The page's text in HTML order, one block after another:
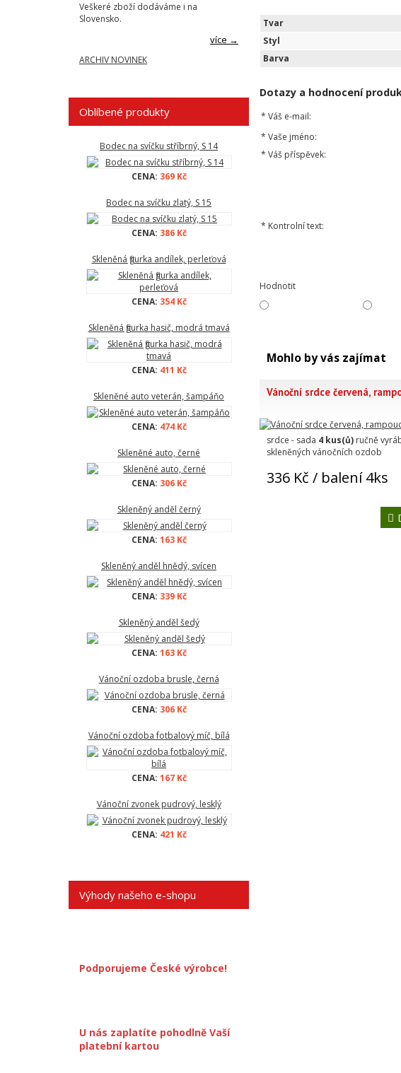
Veškeré zboží dodáváme i na
Slovensko.
více →
ARCHIV NOVINEK
Oblíbené produkty
Bodec na svíčku stříbrný, S 14
CENA: 369 Kč
Bodec na svíčku zlatý, S 15
CENA: 386 Kč
Skleněná figurka andílek, perleťová
CENA: 354 Kč
Skleněná figurka hasič, modrá tmavá
CENA: 411 Kč
Skleněné auto veterán, šampáňo
CENA: 474 Kč
Skleněné auto, černé
CENA: 306 Kč
Skleněný anděl černý
CENA: 163 Kč
Skleněný anděl hnědý, svícen
CENA: 339 Kč
Skleněný anděl šedý
CENA: 163 Kč
Vánoční ozdoba brusle, černá
CENA: 306 Kč
Vánoční ozdoba fotbalový míč, bílá
CENA: 167 Kč
Vánoční zvonek pudrový, lesklý
CENA: 421 Kč
Výhody našeho e-shopu
Podporujeme České výrobce!
U nás zaplatíte pohodlně Vaší
platební kartou
Tvar
Styl
Barva
Dotazy a hodnocení
* Váš e-mail:
* Vaše jméno:
* Váš příspěvek:
* Kontrolní text:
Hodnotit
Mohlo by vás zajímat
Vánoční srdce červená,
srdce - sada 4 kus(ů) ručně
skleněných vánočních ozdob
336 Kč / balení 4ks